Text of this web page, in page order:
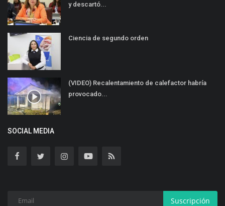
y descartó...
Ciencia de segundo orden
(VIDEO) Recalentamiento de calefactor habría
provocado...
SOCIAL MEDIA
Suscripción